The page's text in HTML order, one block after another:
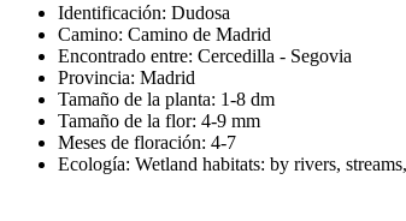
Identificación: Dudosa
Camino: Camino de Madrid
Encontrado entre: Cercedilla - Segovia
Provincia: Madrid
Tamaño de la planta: 1-8 dm
Tamaño de la flor: 4-9 mm
Meses de floración: 4-7
Ecología: Wetland habitats: by rivers,